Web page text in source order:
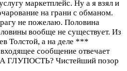
маркетплейс. Ну а я взял и
на грани с обманом.
не пожелаю. Половина
вообще не существует. Из
Толстой, а на деле ***
сообщение отвечает
ГЛУПОСТЬ? Чистейший позор